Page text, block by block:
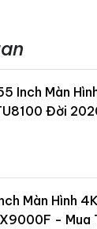
Inch Màn
Đời
Màn Hình
- Mua